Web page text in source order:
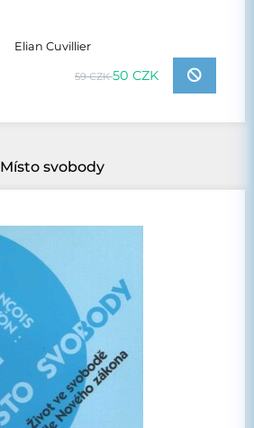
Elian Cuvillier
59 CZK50 CZK
Místo svobody